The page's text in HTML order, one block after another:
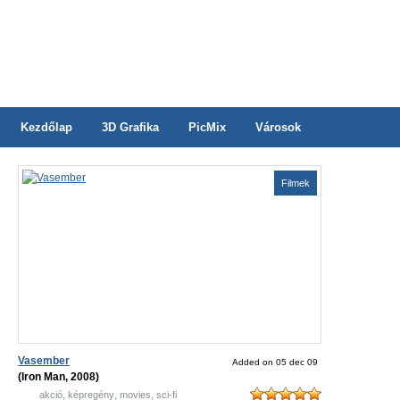
Kezdőlap 3D Grafika PicMix Városok
Filmek
Vasember
(Iron Man, 2008)
Added on 05 dec 09
akció, képregény, movies, sci-fi